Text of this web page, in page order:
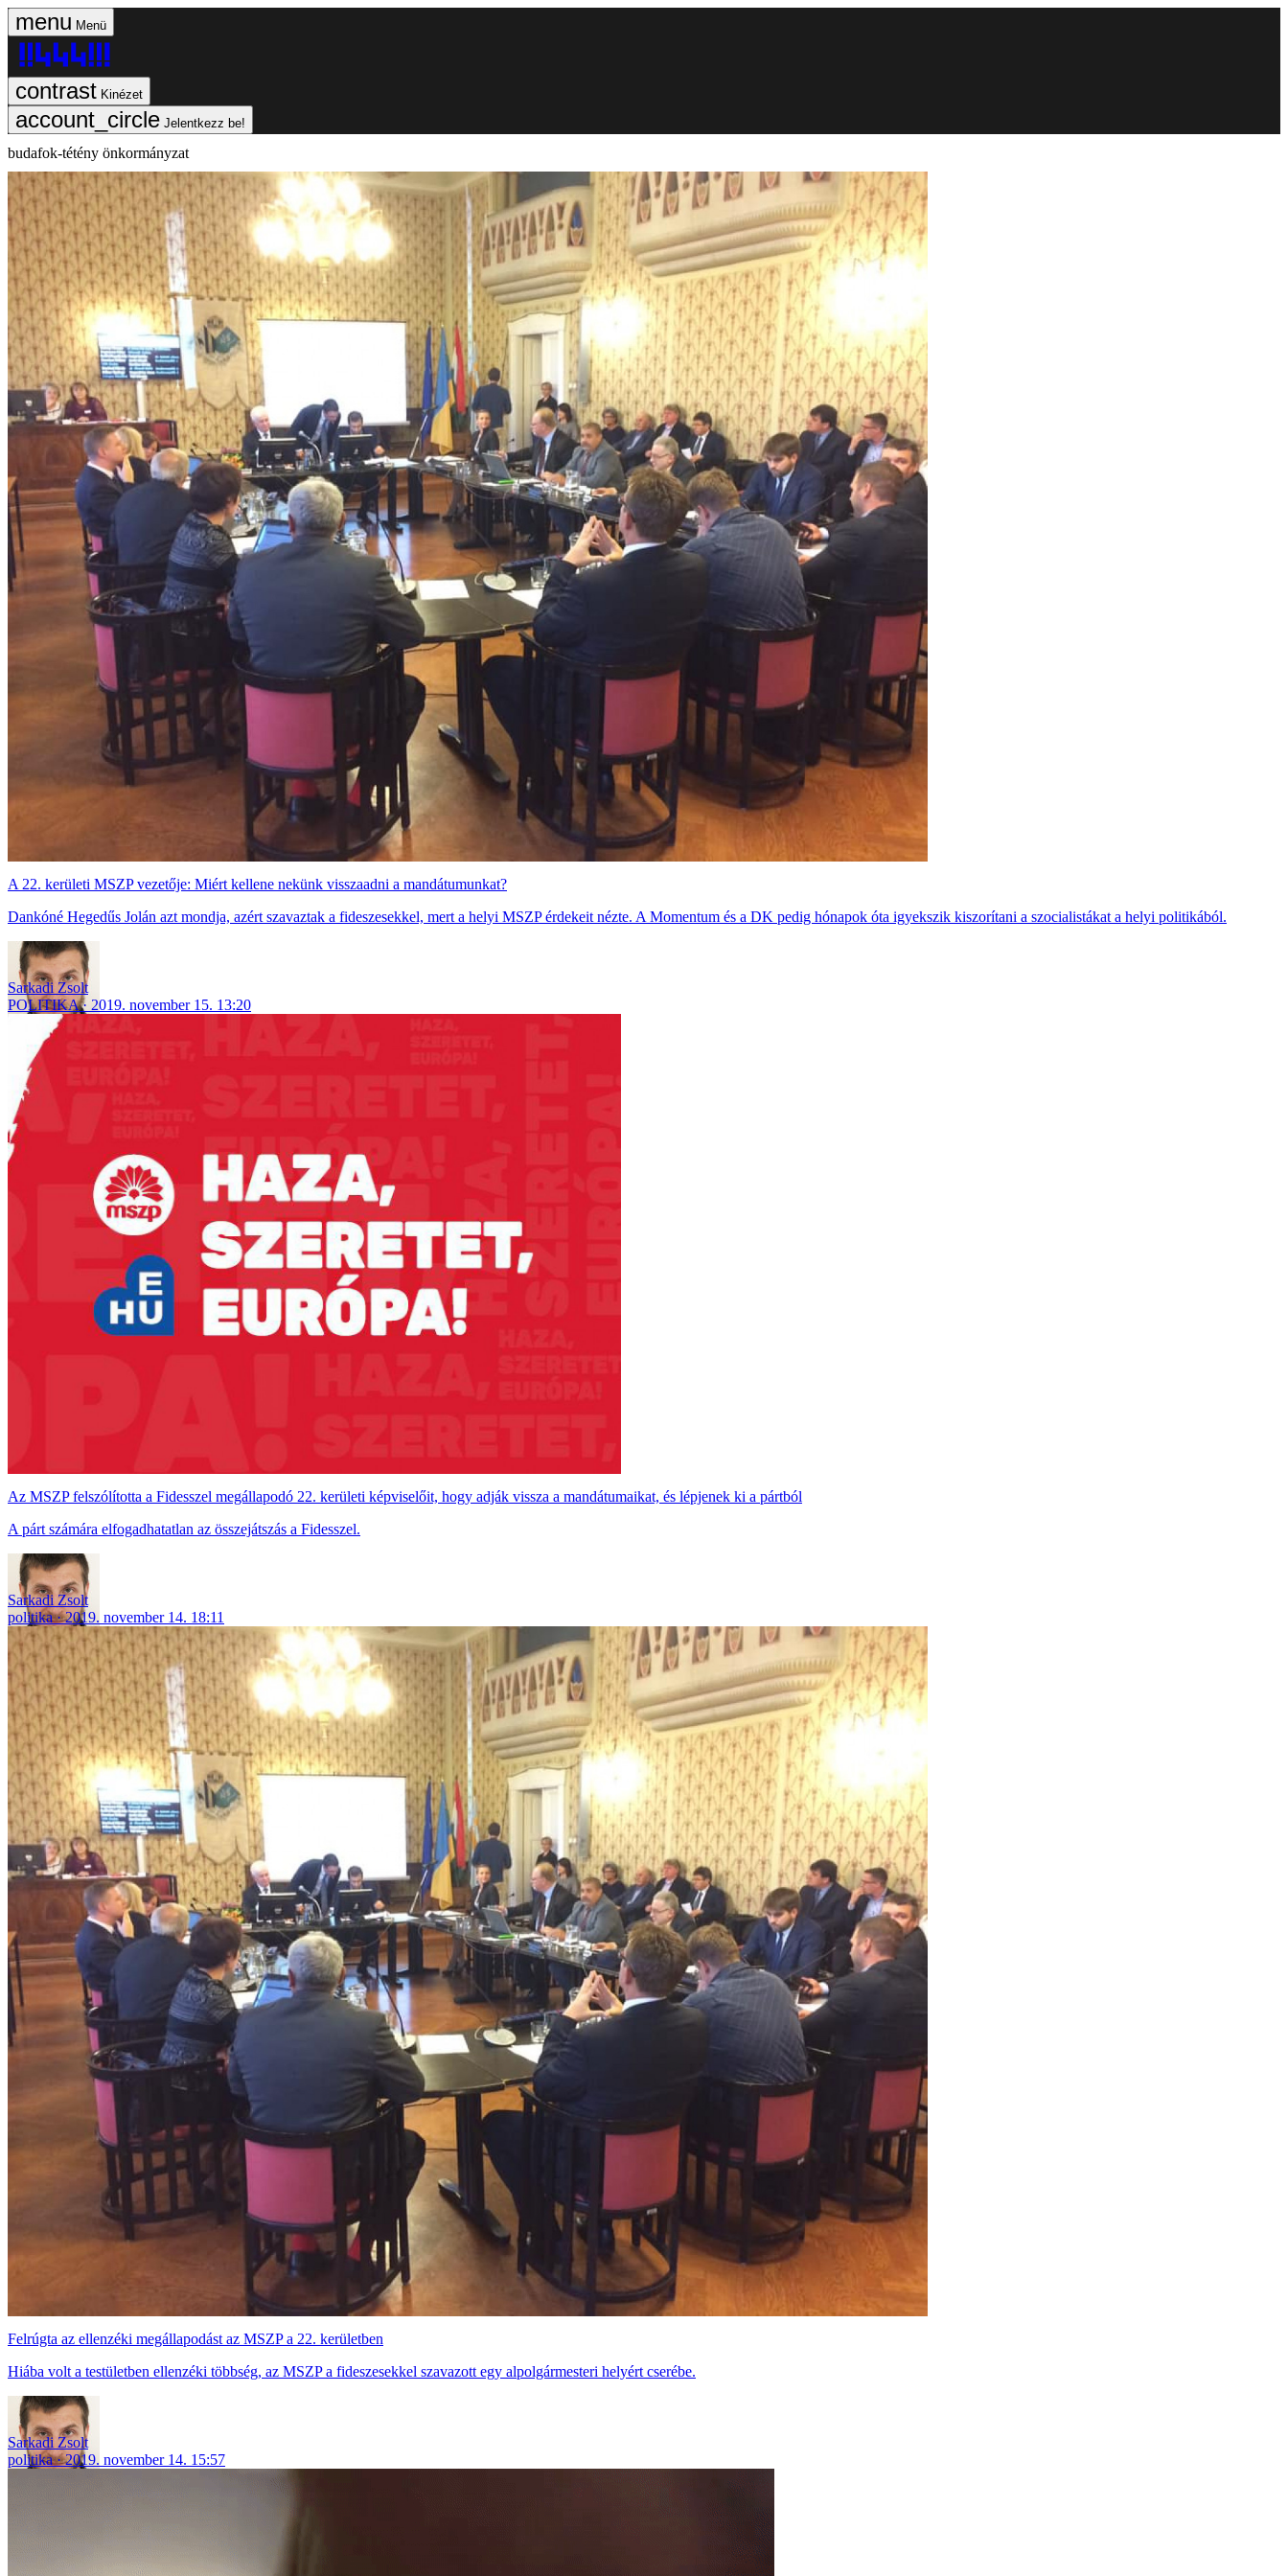
Menü
Kinézet
Jelentkezz be!
budafok-tétény önkormányzat
A 22. kerületi MSZP vezetője: Miért kellene nekünk visszaadni a mandátumunkat?
Dankóné Hegedűs Jolán azt mondja, azért szavaztak a fideszesekkel, mert a helyi MSZP érdekeit nézte. A Momentum és a DK pedig hónapok óta igyekszik kiszorítani a szocialistákat a helyi politikából.
Sarkadi Zsolt
POLITIKA
2019. november 15. 13:20
Az MSZP felszólította a Fidesszel megállapodó 22. kerületi képviselőit, hogy adják vissza a mandátumaikat, és lépjenek ki a pártból
A párt számára elfogadhatatlan az összejátszás a Fidesszel.
Sarkadi Zsolt
politika
2019. november 14. 18:11
Felrúgta az ellenzéki megállapodást az MSZP a 22. kerületben
Hiába volt a testületben ellenzéki többség, az MSZP a fideszesekkel szavazott egy alpolgármesteri helyért cserébe.
Sarkadi Zsolt
politika
2019. november 14. 15:57